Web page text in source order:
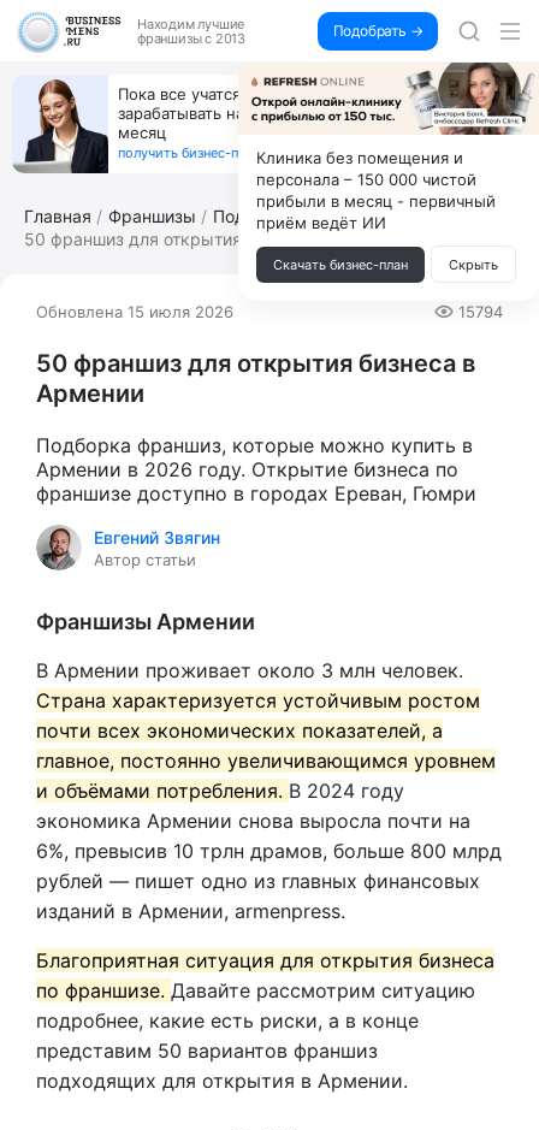
Находим лучшие
франшизы с 2013
Подобрать →
Открой студию, где не колют и не режут,
а делают массаж лица руками и в первый же год
получи 4.5 млн
получить бизнес-план ↓
Главная Франшизы
Подборка франшиз
50 франшиз для открытия б...
Обновлена 15 июля 2026 15794
50 франшиз для открытия бизнеса в
Армении
Подборка франшиз, которые можно купить в
Армении в 2026 году. Открытие бизнеса по
франшизе доступно в городах Ереван, Гюмри
Евгений Звягин
Автор статьи
Франшизы Армении
В Армении проживает около 3 млн человек.
Страна характеризуется устойчивым ростом
почти всех экономических показателей, а
главное, постоянно увеличивающимся уровнем
и объёмами потребления. В 2024 году
экономика Армении снова выросла почти на
6%, превысив 10 трлн драмов, больше 800 млрд
рублей — пишет одно из главных финансовых
изданий в Армении, armenpress.
Благоприятная ситуация для открытия бизнеса
по франшизе. Давайте рассмотрим ситуацию
подробнее, какие есть риски, а в конце
представим 50 вариантов франшиз
подходящих для открытия в Армении.
Клиника без помещения и
персонала – 150 000 чистой
прибыли в месяц - первичный
приём ведёт ИИ
Скачать бизнес-план Скрыть